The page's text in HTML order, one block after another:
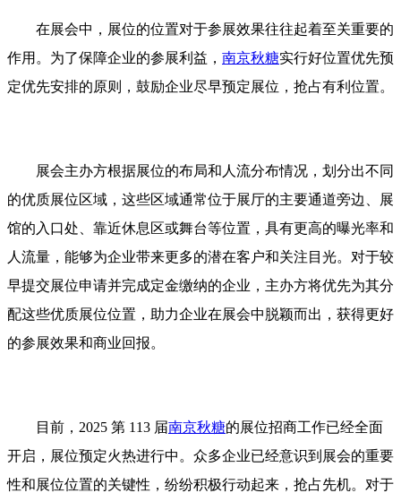
在展会中，展位的位置对于参展效果往往起着至关重要的
作用。为了保障企业的参展利益， 南京秋糖实行好位置优先预
定优先安排的原则，鼓励企业尽早预定展位，抢占有利位置。
展会主办方根据展位的布局和人流分布情况，划分出不同
的优质展位区域，这些区域通常位于展厅的主要通道旁边、展
馆的入口处、靠近休息区或舞台等位置，具有更高的曝光率和
人流量，能够为企业带来更多的潜在客户和关注目光。对于较
早提交展位申请并完成定金缴纳的企业，主办方将优先为其分
配这些优质展位位置，助力企业在展会中脱颖而出，获得更好
的参展效果和商业回报。
目前，2025 第 113 届南京秋糖的展位招商工作已经全面
开启，展位预定火热进行中。众多企业已经意识到展会的重要
性和展位位置的关键性，纷纷积极行动起来，抢占先机。对于